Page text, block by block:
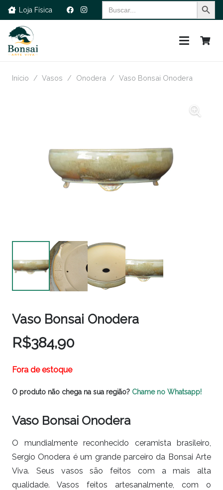
Loja Física
Search
for:
Início / Vasos / Onodera / Vaso Bonsai Onodera
Vaso Bonsai Onodera
R$384,90
Fora de estoque
O produto não chega na sua região? Chame no Whatsapp!
Vaso Bonsai Onodera
O mundialmente reconhecido ceramista brasileiro,
Sergio Onodera é um grande parceiro da Bonsai Arte
Viva. Seus vasos são feitos com a mais alta
qualidade. Vasos feitos artesanalmente, com o